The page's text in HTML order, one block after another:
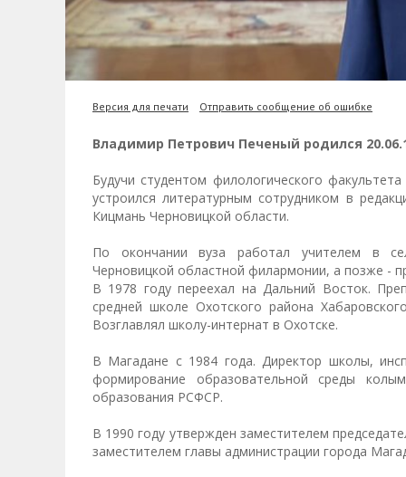
Версия для печати Отправить сообщение об ошибке
Владимир Петрович Печеный родился
Будучи студентом филологического
устроился литературным сотрудником в
Кицмань Черновицкой области.
По окончании вуза работал учителем в
Черновицкой областной филармонии, а позже -
В 1978 году переехал на Дальний Восток.
средней школе Охотского района
Возглавлял школу-интернат в Охотске.
В Магадане с 1984 года. Директор школы,
формирование образовательной среды
образования РСФСР.
В 1990 году утвержден заместителем
заместителем главы администрации города